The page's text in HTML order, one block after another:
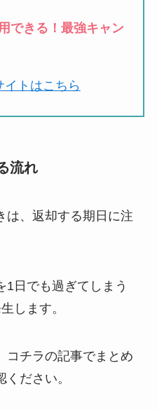
できる！最強キャン
トはこちら
流れ
は、返却する期日に注
1日でも過ぎてしまう
します。
コチラの記事でまとめ
ださい。